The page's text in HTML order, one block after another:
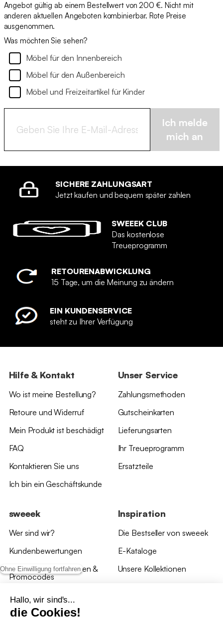
Ohne Einwilligung fortfahren
Hallo, wir sind's...
die Cookies!
Angebot gültig ab einem Bestellwert von 200 €. Nicht mit
anderen aktuellen Angeboten kombinierbar. Rote Preise
ausgenommen.
Was möchten Sie sehen?
Möbel für den Innenbereich
Möbel für den Außenbereich
Möbel und Freizeitartikel für Kinder
Ich melde
mich an
SICHERE ZAHLUNGSART
Jetzt kaufen und bequem später zahlen
SWEEEK CLUB
Das kostenlose
Treueprogramm
RETOURENABWICKLUNG
15 Tage, um die Meinung zu ändern
EIN KUNDENSERVICE
steht zu Ihrer Verfügung
Hilfe & Kontakt
Wo ist meine Bestellung?
Retoure und Widerruf
Mein Produkt ist beschädigt
FAQ
Kontaktieren Sie uns
Ich bin ein Geschäftskunde
Unser Service
Zahlungsmethoden
Gutscheinkarten
Lieferungsarten
Ihr Treueprogramm
Ersatzteile
sweeek
Wer sind wir?
Kundenbewertungen
*Angebotsbedingungen &
Promocodes
Bewertungen von sweeek
Unsere Geschäfte
Inspiration
Die Bestseller von sweeek
E-Kataloge
Unsere Kollektionen